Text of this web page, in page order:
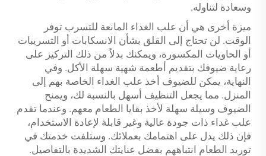
وسعادة لتناوله.
ميزة أخرى هي أن علب الغداء المانعة للتسرب توفر
الوقت. لن تحتاج إلى القلق بشأن الانسكابات أو التسريبات
أو الحاويات المكسورة، ويمكنك بدلاً من ذلك التركيز على
رعاية ضيوفك بتقديم أطعمة شهية سهلة الأكل. وفي
النهاية، يمكن للضيوف أخذ علب الغداء الخاصة بهم إلى
المنزل. مما يجعل التنظيف أسهل بالنسبة لك، ويمنح
الضيوف وسيلة سهلة لأخذ بقايا الطعام معهم. وعندما تقدم
علب غداء ذات جودة عالية وغير قابلة لإعادة الاستخدام،
فإن ذلك يدل على اهتمامك بعملائك. وستلفت خدمتك في
توريد الطعام انتباههم بفضل عنايتك الشديدة بالتفاصيل.